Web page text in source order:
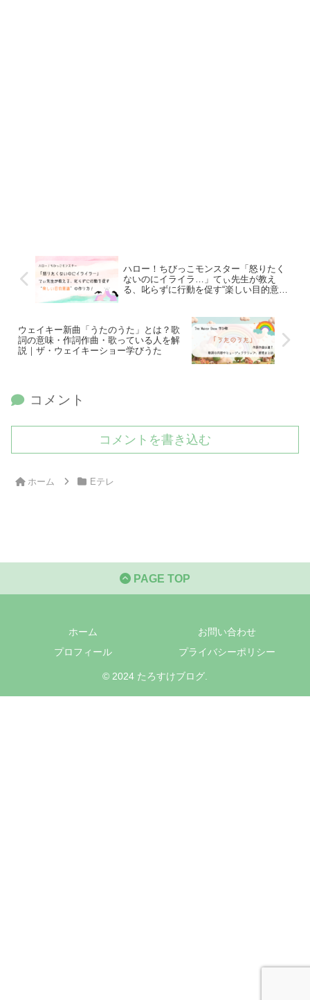
ハロー！ちびっこモンスター「怒りたく
ないのにイライラ…」てぃ先生が教え
る、叱らずに行動を促す“楽しい目的意
ウェイキー新曲「うたのうた」とは？歌
詞の意味・作詞作曲・歌っている人を解
説｜ザ・ウェイキーショー学びうた
コメント
コメントを書き込む
ホーム Eテレ
PAGE TOP
ホーム
お問い合わせ
プロフィール
プライバシーポリシー
© 2024 たろすけブログ.